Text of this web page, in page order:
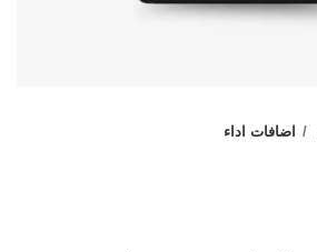
اضافات اداء